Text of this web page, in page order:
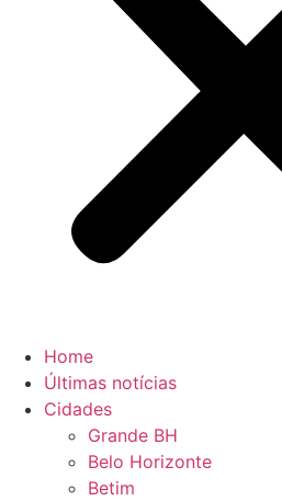
Home
Últimas notícias
Cidades
Grande BH
Belo Horizonte
Betim